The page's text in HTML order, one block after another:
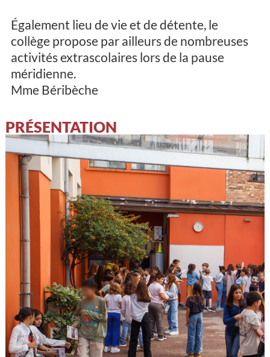
Également lieu de vie et de détente, le
collège propose par ailleurs de nombreuses
activités extrascolaires lors de la pause
méridienne.
Mme Béribèche
PRÉSENTATION